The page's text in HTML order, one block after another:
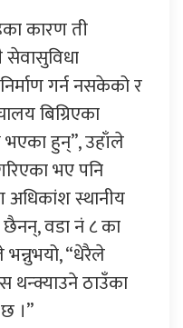
कारण ती
गर्न नसकेको र
बिग्रिएका
हुन्”, उहाँले
भए पनि
स्थानीय
छैनन्, वडा नं ८ का
भन्नुभयो, “धेरैले
थन्क्याउने ठाउँका
।”